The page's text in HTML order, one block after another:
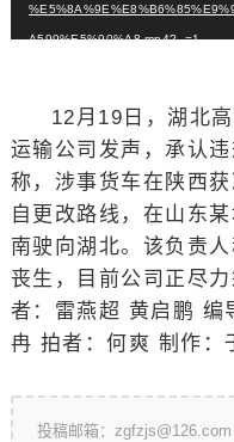
A599%E5%90%A8.mp4?_=1
12月19日，湖北
运输公司发声，承认
称，涉事货车在陕西
自更改路线，在山东
南驶向湖北。该负责
丧生，目前公司正尽
者：雷燕超 黄启鹏 编
冉 拍者：何爽 制作：
投稿邮箱：zgfzjs@126.com